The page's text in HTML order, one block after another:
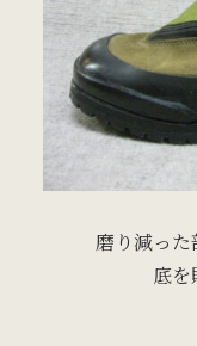
磨り減っ
底を